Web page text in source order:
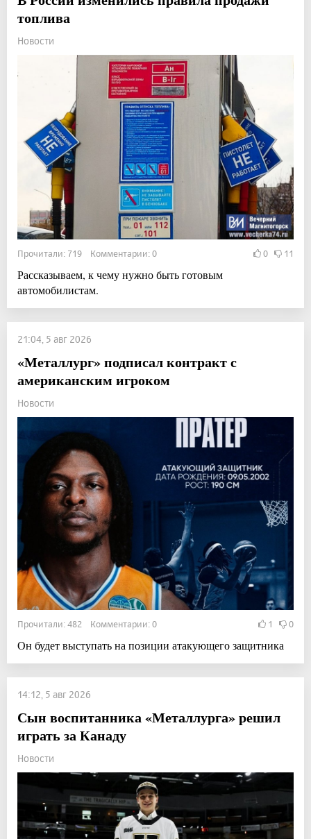
топлива
Новости
Прочитали: 719 Комментарии: 0 0 11
Рассказываем, к чему нужно быть готовым
автомобилистам.
21:04, 5 авг 2026
«Металлург» подписал контракт с
американским игроком
Новости
Прочитали: 482 Комментарии: 0 1 0
Он будет выступать на позиции атакующего защитника
14:12, 5 авг 2026
Сын воспитанника «Металлурга» решил
играть за Канаду
Новости